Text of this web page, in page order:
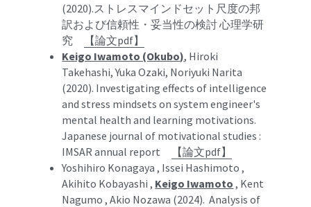
(2020).ストレスマインドセット尺度の邦
訳および信頼性・妥当性の検討 心理学研
究
【論文pdf】
Keigo Iwamoto (Okubo), Hiroki
Takehashi, Yuka Ozaki, Noriyuki Narita
(2020). Investigating effects of intelligence
and stress mindsets on system engineer's
mental health and learning motivations.
Japanese journal of motivational studies :
IMSAR annual report
【論文pdf】
Yoshihiro Konagaya , Issei Hashimoto ,
Akihito Kobayashi , Keigo Iwamoto , Kent
Nagumo , Akio Nozawa (2024).  Analysis of